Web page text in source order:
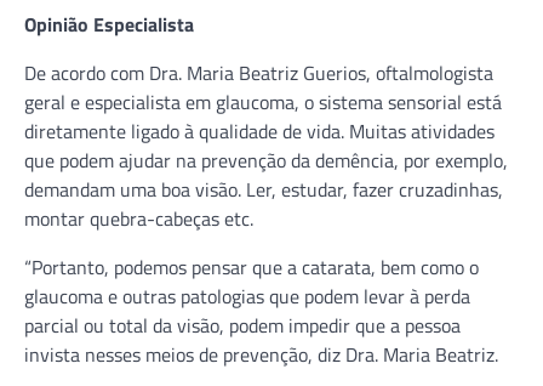
Opinião Especialista
De acordo com Dra. Maria Beatriz Guerios, oftalmologista
geral e especialista em glaucoma, o sistema sensorial está
diretamente ligado à qualidade de vida. Muitas atividades
que podem ajudar na prevenção da demência, por exemplo,
demandam uma boa visão. Ler, estudar, fazer cruzadinhas,
montar quebra-cabeças etc.
“Portanto, podemos pensar que a catarata, bem como o
glaucoma e outras patologias que podem levar à perda
parcial ou total da visão, podem impedir que a pessoa
invista nesses meios de prevenção, diz Dra. Maria Beatriz.